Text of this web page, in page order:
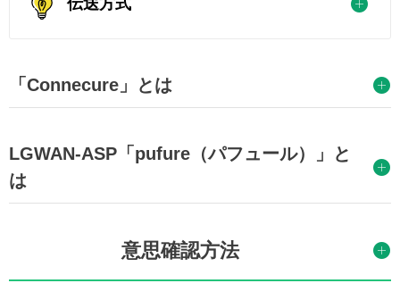
「Connecure」とは
LGWAN-ASP「pufure（パフュール）」と
は
意思確認方法